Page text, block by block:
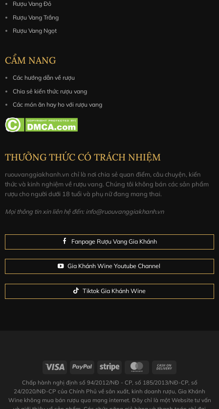
Rượu Vang Đỏ
Rượu Vang Trắng
Rượu Vang Ngọt
CẨM NANG
Các hướng dẫn về rượu
Chia sẻ kiến thức rượu vang
Các món ăn hay ho với rượu vang
THƯỞNG THỨC CÓ TRÁCH NHIỆM
ruouvanggiakhanh.vn chỉ là nơi chia sẻ quan điểm, câu chuyện, kiến
thức và kinh nghiệm về rượu vang. Chúng tôi không bán các sản phẩm
rượu cho người dưới 18 tuổi và phụ nữ đang mang thai.
Mọi thông tin xin liên hệ đến: info@ruouvanggiakhanh.vn
Fanpage Rượu Vang Gia Khánh
Gia Khánh Wine Youtube Channel
Tiktok Gia Khánh Wine
Chấp hành nghị định số 94/2012/NĐ - CP, số 185/2013/NĐ-CP, số
24/2020/NĐ-CP của Chính Phủ về sản xuất, kinh doanh rượu, Gia Khánh
Wine không mua bán rượu qua mạng internet. Đây chỉ là một Website tư vấn